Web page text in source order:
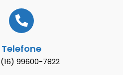
Telefone
99600-7822